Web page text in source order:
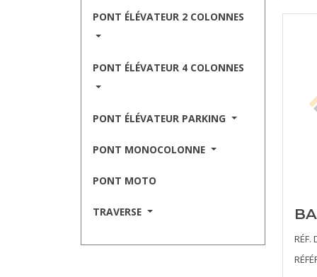
PONT ÉLÉVATEUR 2 COLONNES
PONT ÉLÉVATEUR 4 COLONNES
PONT ÉLÉVATEUR PARKING
PONT MONOCOLONNE
PONT MOTO
TRAVERSE
RÉF.